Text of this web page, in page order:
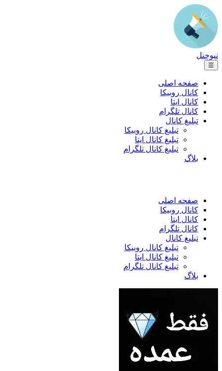
نیوچنل
☰
صفحه اصلی
کانال روبیکا
کانال ایتا
کانال تلگرام
تبلیغ کانال
تبلیغ کانال روبیکا
تبلیغ کانال ایتا
تبلیغ کانال تلگرام
بلاگ
صفحه اصلی
کانال روبیکا
کانال ایتا
کانال تلگرام
تبلیغ کانال
تبلیغ کانال روبیکا
تبلیغ کانال ایتا
تبلیغ کانال تلگرام
بلاگ